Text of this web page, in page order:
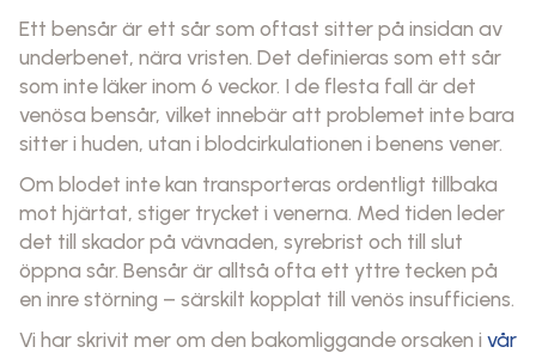
Ett bensår är ett sår som oftast sitter på insidan av
underbenet, nära vristen. Det definieras som ett sår
som inte läker inom 6 veckor. I de flesta fall är det
venösa bensår, vilket innebär att problemet inte bara
sitter i huden, utan i blodcirkulationen i benens vener.
Om blodet inte kan transporteras ordentligt tillbaka
mot hjärtat, stiger trycket i venerna. Med tiden leder
det till skador på vävnaden, syrebrist och till slut
öppna sår. Bensår är alltså ofta ett yttre tecken på
en inre störning – särskilt kopplat till venös insufficiens.
Vi har skrivit mer om den bakomliggande orsaken i vår